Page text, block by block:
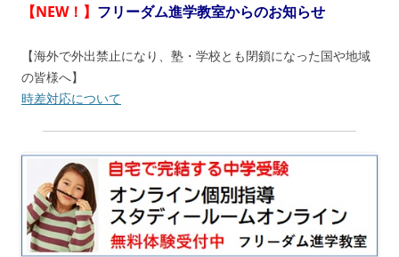
【NEW！】 フリーダム進学教室からのお知らせ
【海外で外出禁止になり、塾・学校とも閉鎖になった国や地域
の皆様へ】
時差対応について